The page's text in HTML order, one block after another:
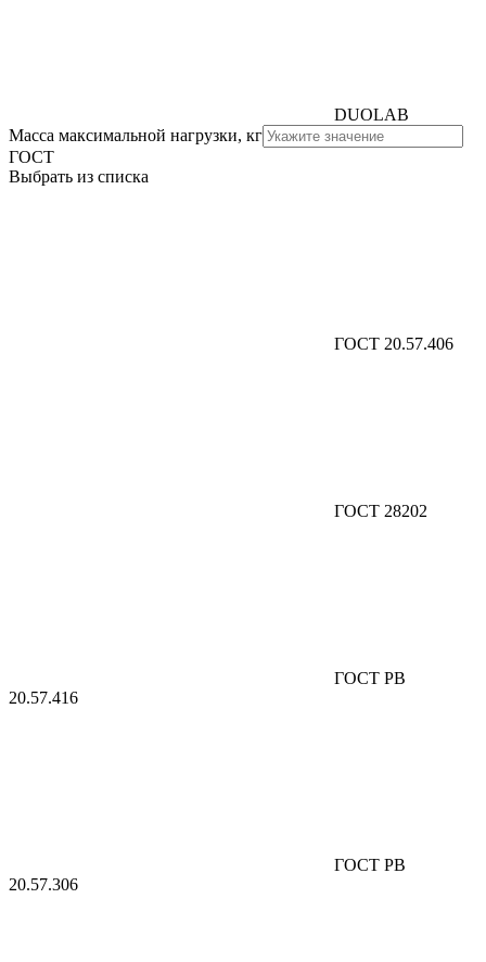
DUOLAB
Масса максимальной нагрузки, кг
ГОСТ
Выбрать из списка
ГОСТ 20.57.406
ГОСТ 28202
ГОСТ РВ
20.57.416
ГОСТ РВ
20.57.306